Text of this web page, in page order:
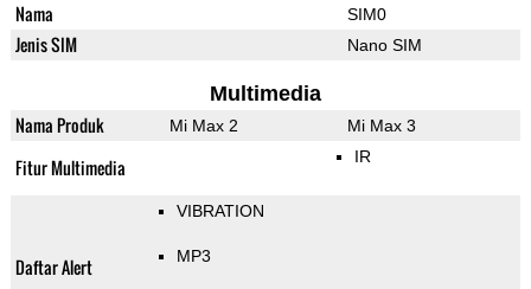
Nama SIM0
Jenis SIM Nano SIM
Multimedia
Nama Produk Mi Max 2 Mi Max 3
Fitur Multimedia IR
Daftar Alert
VIBRATION
MP3